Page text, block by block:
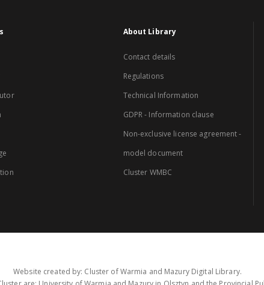
About Library
Contact details
Regulations
Technical Information
GDPR - Information clause
Non-exclusive license agreement -
model document
Cluster WMBC
Website created by: Cluster of Warmia and Mazury Digital Library.